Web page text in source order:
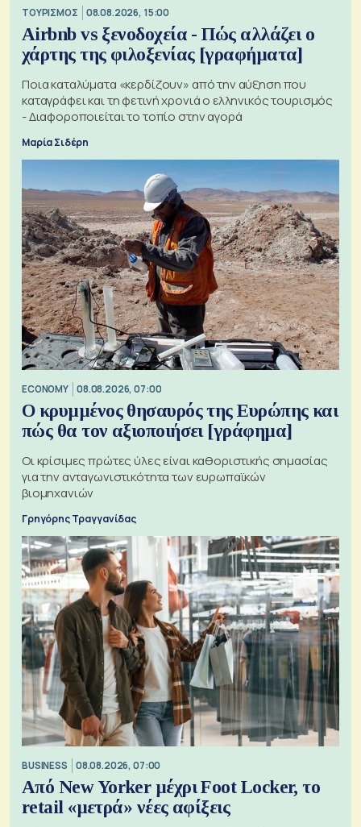
ΤΟΥΡΙΣΜΟΣ 08.08.2026, 15:00
Airbnb vs ξενοδοχεία - Πώς αλλάζει ο
χάρτης της φιλοξενίας [γραφήματα]
Ποια καταλύματα «κερδίζουν» από την αύξηση που
καταγράφει και τη φετινή χρονιά ο ελληνικός τουρισμός
- Διαφοροποιείται το τοπίο στην αγορά
Μαρία Σιδέρη
ECONOMY 08.08.2026, 07:00
Ο κρυμμένος θησαυρός της Ευρώπης και
πώς θα τον αξιοποιήσει [γράφημα]
Οι κρίσιμες πρώτες ύλες είναι καθοριστικής σημασίας
για την ανταγωνιστικότητα των ευρωπαϊκών
βιομηχανιών
Γρηγόρης Τραγγανίδας
BUSINESS 08.08.2026, 07:00
Από New Yorker μέχρι Foot Locker, το
retail «μετρά» νέες αφίξεις